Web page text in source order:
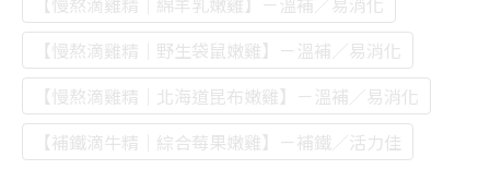
【慢熬滴雞精｜野生袋鼠嫩雞】－溫補／易消化
【慢熬滴雞精｜北海道昆布嫩雞】－溫補／易消化
【補鐵滴牛精｜綜合莓果嫩雞】－補鐵／活力佳